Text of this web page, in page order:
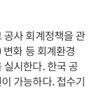
사 회계정책을 관
화 등 회계환경
시한다. 한국 공
가능하다. 접수기